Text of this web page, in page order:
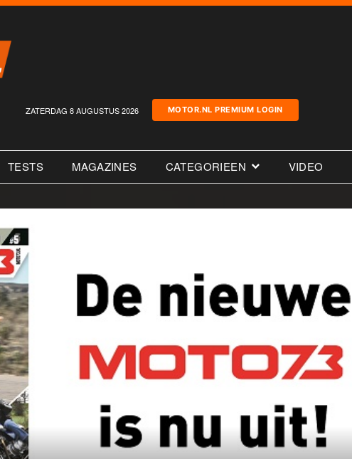
ZATERDAG 8 AUGUSTUS 2026 MOTOR.NL PREMIUM LOGIN
TESTS MAGAZINES CATEGORIEEN VIDEO